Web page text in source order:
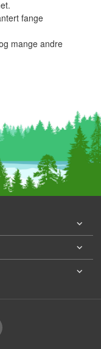
fange
mange andre